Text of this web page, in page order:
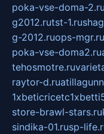
poka-vse-doma-2.ru
g2012.rutst-1.ru
g-2012.ruops-mgr.ru
poka-vse-doma2.ru
tehosmotre.ru
raytor-d.ru
store-brawl-stars.ru
sindika-01.rusp-